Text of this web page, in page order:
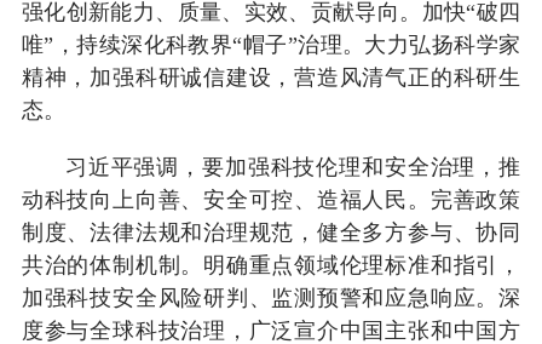
强化创新能力、质量、实效、贡献导向。加快“破四
唯”，持续深化科教界“帽子”治理。大力弘扬科学家
精神，加强科研诚信建设，营造风清气正的科研生
态。
习近平强调，要加强科技伦理和安全治理，推
动科技向上向善、安全可控、造福人民。完善政策
制度、法律法规和治理规范，健全多方参与、协同
共治的体制机制。明确重点领域伦理标准和指引，
加强科技安全风险研判、监测预警和应急响应。深
度参与全球科技治理，广泛宣介中国主张和中国方